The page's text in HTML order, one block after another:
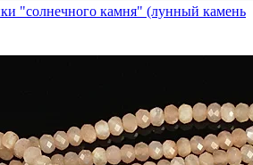
"солнечного камня" (лунный камень